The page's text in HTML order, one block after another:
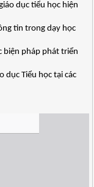
dục tiểu học hiện
tin trong dạy học
biện pháp phát triển
dục Tiểu học tại các